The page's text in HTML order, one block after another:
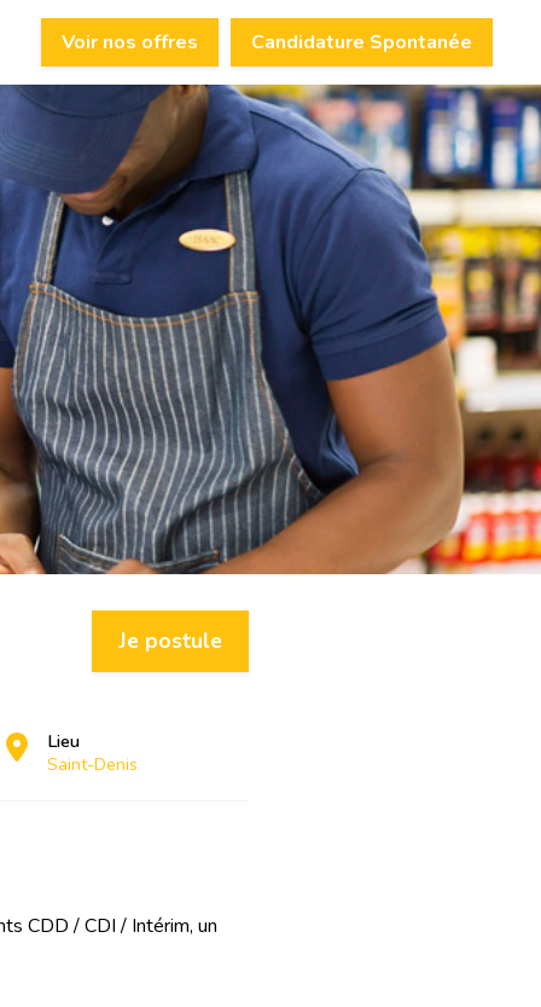
Voir nos offres Candidature Spontanée
Je postule
Lieu
Saint-Denis
CDD / CDI / Intérim, un